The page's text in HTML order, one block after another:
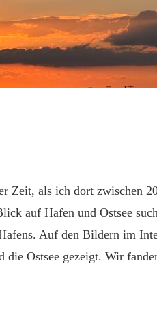
Zeit, als ich dort zwischen
auf Hafen und Ostsee
Auf den Bildern im
die Ostsee gezeigt. Wir